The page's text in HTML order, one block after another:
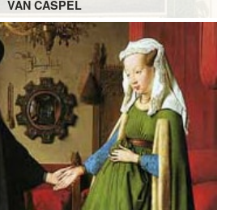
VAN CASPEL